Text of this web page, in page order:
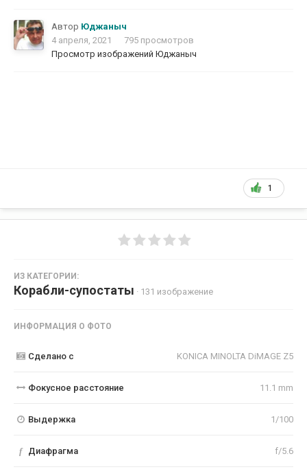
Автор Юджаныч
4 апреля, 2021
795 просмотров
Просмотр изображений Юджаныч
1
ИЗ КАТЕГОРИИ:
Корабли-супостаты · 131 изображение
ИНФОРМАЦИЯ О ФОТО
Сделано с KONICA MINOLTA DiMAGE Z5
Фокусное расстояние 11.1 mm
Выдержка 1/100
f Диафрагма f/5.6